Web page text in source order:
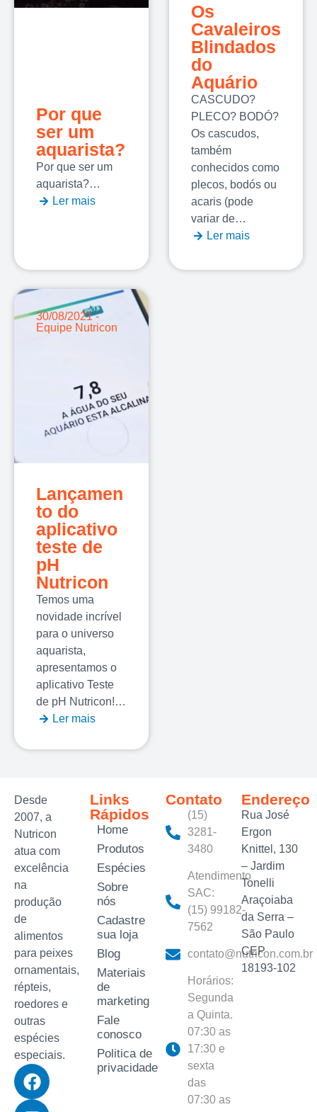
Por que
ser um
aquarista?
Por que ser um
aquarista?…
Ler mais
Os
Cavaleiros
Blindados
do
Aquário
CASCUDO?
PLECO? BODÓ?
Os cascudos,
também
conhecidos como
plecos, bodós ou
acaris (pode
variar de…
Ler mais
Lançamen
to do
aplicativo
teste de
pH
Nutricon
Temos uma
novidade incrível
para o universo
aquarista,
apresentamos o
aplicativo Teste
de pH Nutricon!…
Ler mais
30/08/2021 -
Equipe Nutricon
Links
Rápidos
Home
Produtos
Espécies
Sobre
nós
Cadastre
sua loja
Blog
Materiais
de
marketing
Fale
conosco
Politica de
privacidade
Contato
(15)
3281-
3480‬
Atendimento
SAC:
(15) 99182-
7562
contato@nutricon.com.br
Horários:
Segunda
a Quinta.
07:30 as
17:30 e
sexta
das
07:30 as
Endereço
Rua José
Ergon
Knittel, 130
– Jardim
Tonelli
Araçoiaba
da Serra –
São Paulo
CEP
18193-102
Desde
2007, a
Nutricon
atua com
excelência
na
produção
de
alimentos
para peixes
ornamentais,
répteis,
roedores e
outras
espécies
especiais.